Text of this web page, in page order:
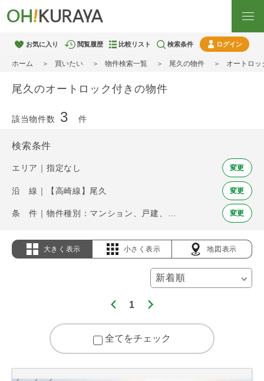
お気に入り 閲覧履歴 比較リスト 検索条件 ログイン
ホーム 買いたい 物件検索一覧 尾久の物件 オートロッ
尾久のオートロック付きの物件
該当物件数 3 件
検索条件
エリア｜指定なし 変更
沿 線｜【高崎線】尾久 変更
変更
大きく表示 小さく表示 地図表示
1
全てをチェック